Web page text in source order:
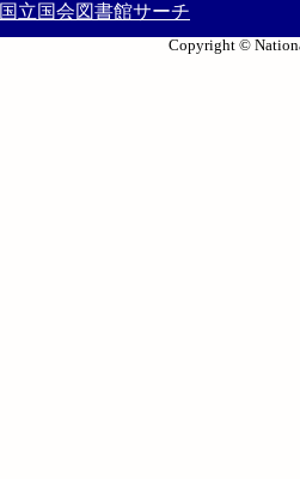
国立国会図書館サーチ
Copyright ©